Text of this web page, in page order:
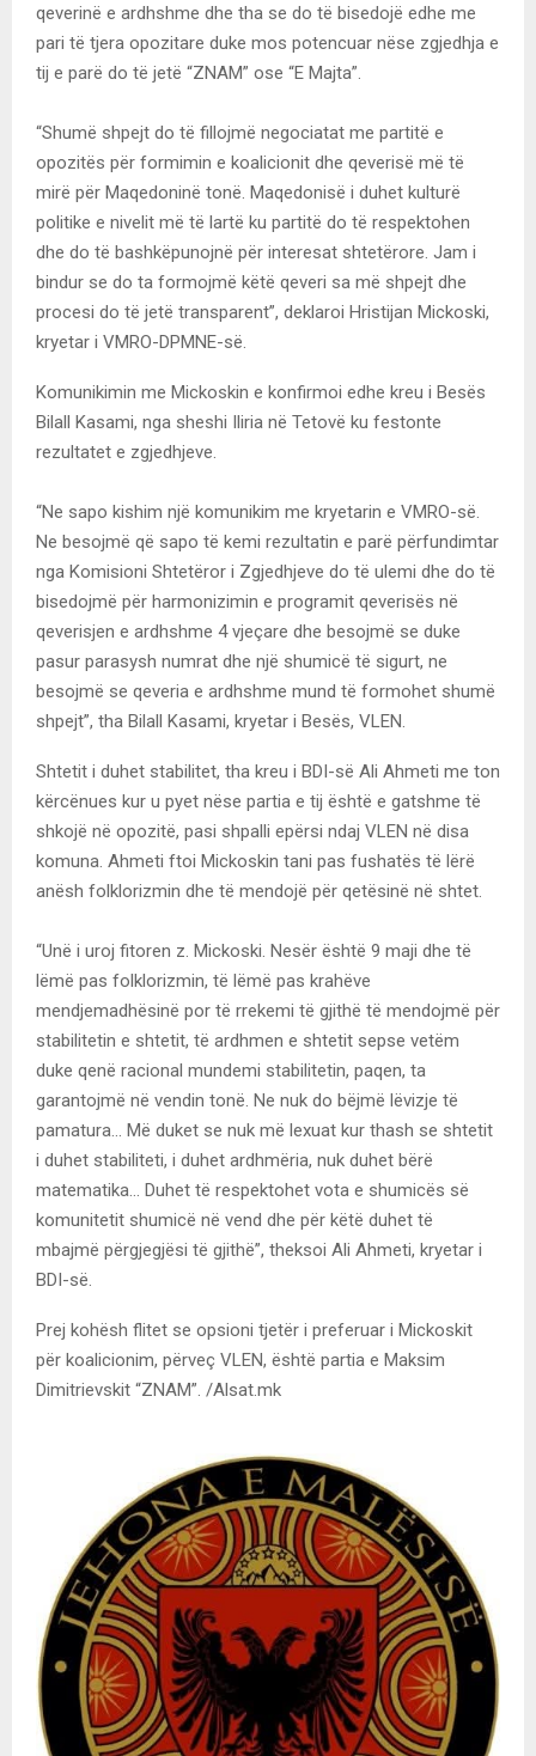
qeverinë e ardhshme dhe tha se do të bisedojë edhe me
pari të tjera opozitare duke mos potencuar nëse zgjedhja e
tij e parë do të jetë “ZNAM” ose “E Majta”.
“Shumë shpejt do të fillojmë negociatat me partitë e
opozitës për formimin e koalicionit dhe qeverisë më të
mirë për Maqedoninë tonë. Maqedonisë i duhet kulturë
politike e nivelit më të lartë ku partitë do të respektohen
dhe do të bashkëpunojnë për interesat shtetërore. Jam i
bindur se do ta formojmë këtë qeveri sa më shpejt dhe
procesi do të jetë transparent”, deklaroi Hristijan Mickoski,
kryetar i VMRO-DPMNE-së.
Komunikimin me Mickoskin e konfirmoi edhe kreu i Besës
Bilall Kasami, nga sheshi Iliria në Tetovë ku festonte
rezultatet e zgjedhjeve.
“Ne sapo kishim një komunikim me kryetarin e VMRO-së.
Ne besojmë që sapo të kemi rezultatin e parë përfundimtar
nga Komisioni Shtetëror i Zgjedhjeve do të ulemi dhe do të
bisedojmë për harmonizimin e programit qeverisës në
qeverisjen e ardhshme 4 vjeçare dhe besojmë se duke
pasur parasysh numrat dhe një shumicë të sigurt, ne
besojmë se qeveria e ardhshme mund të formohet shumë
shpejt”, tha Bilall Kasami, kryetar i Besës, VLEN.
Shtetit i duhet stabilitet, tha kreu i BDI-së Ali Ahmeti me ton
kërcënues kur u pyet nëse partia e tij është e gatshme të
shkojë në opozitë, pasi shpalli epërsi ndaj VLEN në disa
komuna. Ahmeti ftoi Mickoskin tani pas fushatës të lërë
anësh folklorizmin dhe të mendojë për qetësinë në shtet.
“Unë i uroj fitoren z. Mickoski. Nesër është 9 maji dhe të
lëmë pas folklorizmin, të lëmë pas krahëve
mendjemadhësinë por të rrekemi të gjithë të mendojmë për
stabilitetin e shtetit, të ardhmen e shtetit sepse vetëm
duke qenë racional mundemi stabilitetin, paqen, ta
garantojmë në vendin tonë. Ne nuk do bëjmë lëvizje të
pamatura… Më duket se nuk më lexuat kur thash se shtetit
i duhet stabiliteti, i duhet ardhmëria, nuk duhet bërë
matematika… Duhet të respektohet vota e shumicës së
komunitetit shumicë në vend dhe për këtë duhet të
mbajmë përgjegjësi të gjithë”, theksoi Ali Ahmeti, kryetar i
BDI-së.
Prej kohësh flitet se opsioni tjetër i preferuar i Mickoskit
për koalicionim, përveç VLEN, është partia e Maksim
Dimitrievskit “ZNAM”. /Alsat.mk